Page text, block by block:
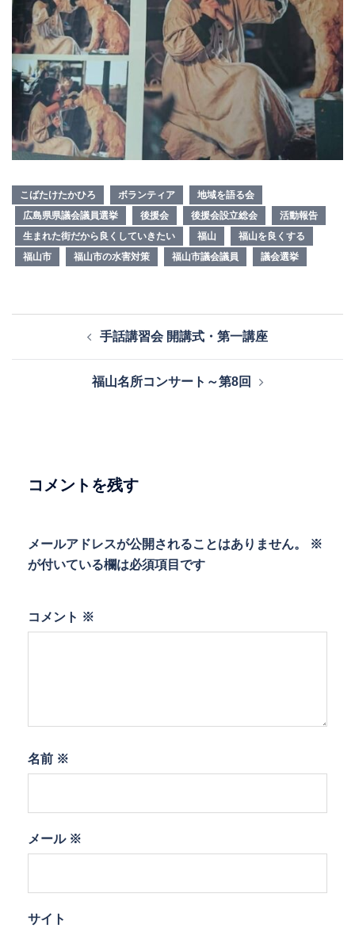
こばたけたかひろ ボランティア
地域を語る会
広島県県議会議員選挙
後援会 後援会設立総会
活動報告
生まれた街だから良くしていきたい
福山
福山を良くする
福山市
福山市の水害対策 福山市議会議員 議会選挙
ョ
手話講習会 開講式・第一講座
福山名所コンサート～第8回
コメントを残す
メールアドレスが公開されることはありません。
※
が付いている欄は必須項目です
コメント ※
名前 ※
メール ※
サイト